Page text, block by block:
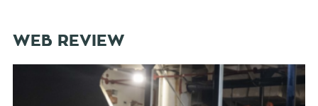
WEB REVIEW